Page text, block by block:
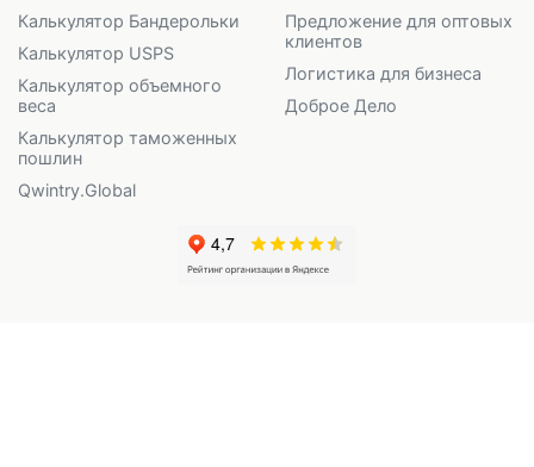
Калькулятор Бандерольки
Калькулятор USPS
Калькулятор объемного
веса
Калькулятор таможенных
пошлин
Qwintry.Global
Предложение для оптовых
клиентов
Логистика для бизнеса
Доброе Дело